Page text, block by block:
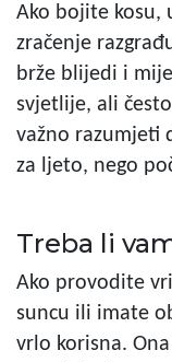
Ako bojite kosu,
zračenje
brže blijedi i
svjetlije, ali
važno razumjeti
za ljeto, nego
Treba li
Ako provodite
suncu ili imate
vrlo korisna.